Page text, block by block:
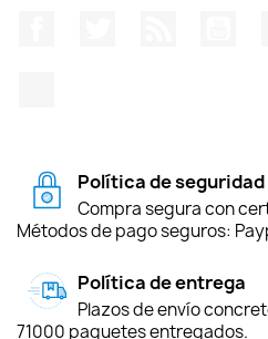
Política de seguridad
Compra segura con
Métodos de pago seguros:
Política de entrega
Plazos de envío
71000 paquetes entregados.